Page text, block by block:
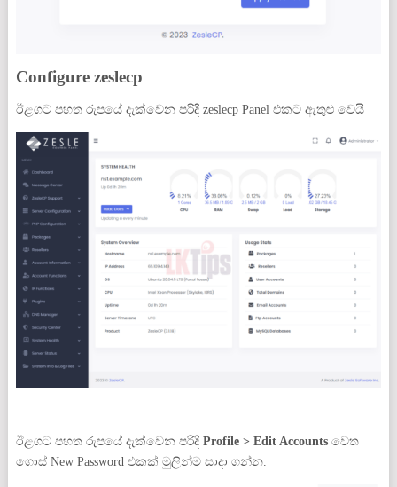
Configure zeslecp
ඊළගට පහත රුපයේ දැක්වෙන පරිදි zeslecp Panel එකට ඇතුළු වෙයි
ඊළගට පහත රුපයේ දැක්වෙන පරිදි Profile > Edit Accountsවෙත
ගොස් New Password එකක් මුලින්ම සාදා ගන්න.